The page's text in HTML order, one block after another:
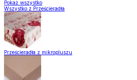
Pokaż wszystko
Wszystko z Prześcieradła
Prześcieradła z mikropluszu